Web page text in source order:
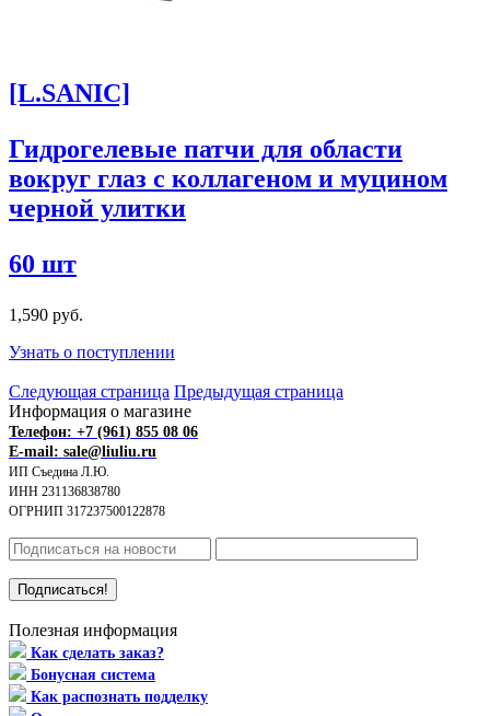
[L.SANIC]
Гидрогелевые патчи для области
вокруг глаз с коллагеном и муцином
черной улитки
60 шт
1,590 руб.
Узнать о поступлении
Следующая страница Предыдущая страница
Информация о магазине
Телефон: +7 (961) 855 08 06
E-mail: sale@liuliu.ru
ИП Съедина Л.Ю.
ИНН 231136838780
ОГРНИП 317237500122878
Полезная информация
Как сделать заказ?
Бонусная система
Как распознать подделку